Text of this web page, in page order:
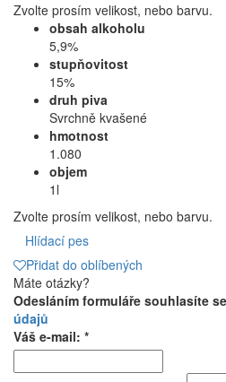
Zvolte prosím velikost, nebo barvu.
obsah alkoholu
5,9%
stupňovitost
15%
druh piva
Svrchně kvašené
hmotnost
1.080
objem
1l
Zvolte prosím velikost, nebo barvu.
Hlídací pes
Přidat do oblíbených
Máte otázky?
Odesláním formuláře souhlasíte se
údajů
Váš e-mail: *